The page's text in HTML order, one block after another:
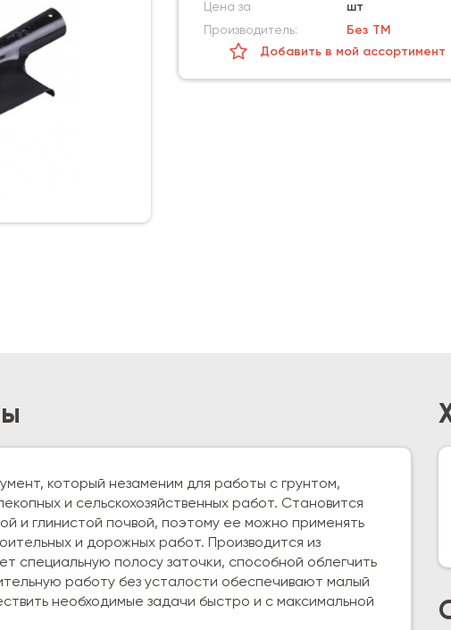
Цена за
шт
Производитель:
Без ТМ
Добавить в мой ассортимент
который незаменим для работы с грунтом,
и сельскохозяйственных работ. Становится
и глинистой почвой, поэтому ее можно применять
и дорожных работ. Производится из
специальную полосу заточки, способной облегчить
работу без усталости обеспечивают малый
необходимые задачи быстро и с максимальной